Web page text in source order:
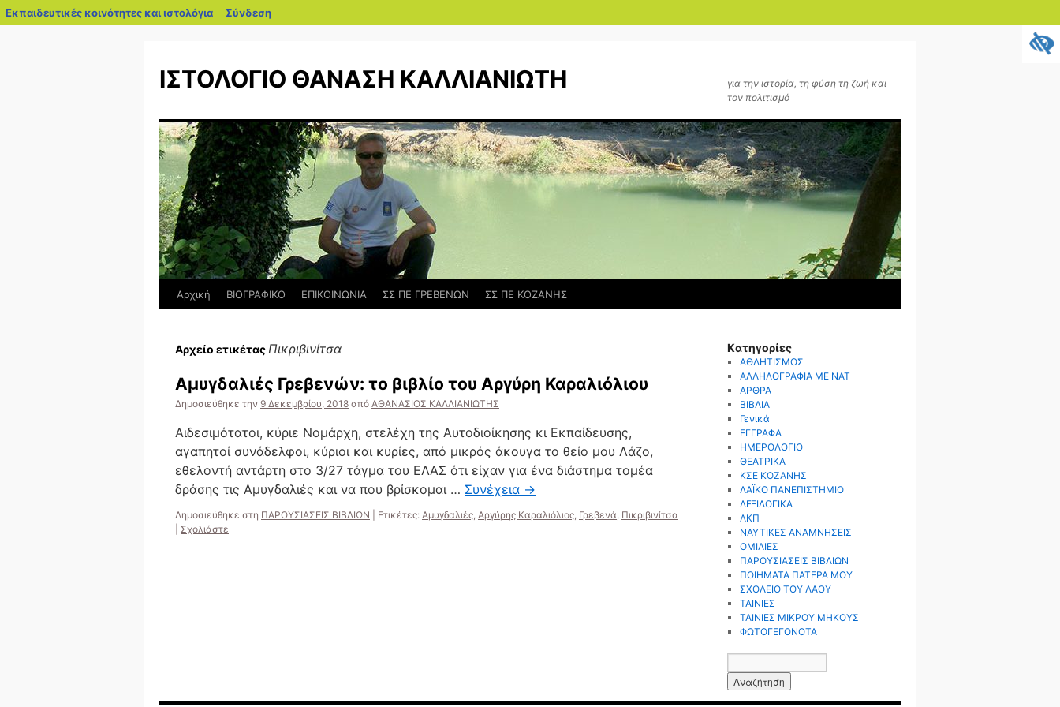
Εκπαιδευτικές κοινότητες και ιστολόγια blogs.sch.gr
Σύνδεση
περιεχόμενο
ΙΣΤΟΛΟΓΙΟ ΘΑΝΑΣΗ ΚΑΛΛΙΑΝΙΩΤΗ
για την ιστορία, τη φύση τη ζωή και
τον πολιτισμό
Αρχική ΒΙΟΓΡΑΦΙΚΟ ΕΠΙΚΟΙΝΩΝΙΑ ΣΣ ΠΕ ΓΡΕΒΕΝΩΝ ΣΣ ΠΕ ΚΟΖΑΝΗΣ
Αρχείο ετικέταςΠικριβινίτσα
Αμυγδαλιές Γρεβενών: το βιβλίο του Αργύρη Καραλιόλιου
Δημοσιεύθηκε την 9 Δεκεμβρίου, 2018 από ΑΘΑΝΑΣΙΟΣ ΚΑΛΛΙΑΝΙΩΤΗΣ
Αιδεσιμότατοι, κύριε Νομάρχη, στελέχη της Αυτοδιοίκησης κι Εκπαίδευσης,
αγαπητοί συνάδελφοι, κύριοι και κυρίες, από μικρός άκουγα το θείο μου Λάζο,
εθελοντή αντάρτη στο 3/27 τάγμα του ΕΛΑΣ ότι είχαν για ένα διάστημα τομέα
δράσης τις Αμυγδαλιές και να που βρίσκομαι … Συνέχεια →
Δημοσιεύθηκε στη ΠΑΡΟΥΣΙΑΣΕΙΣ ΒΙΒΛΙΩΝ Ετικέτες: Αμυγδαλιές, Αργύρης Καραλιόλιος, Γρεβενά, Πικριβινίτσα
Σχολιάστε
Kατηγορίες
ΑΘΛΗΤΙΣΜΟΣ
ΑΛΛΗΛΟΓΡΑΦΙΑ ΜΕ ΝΑΤ
ΑΡΘΡΑ
ΒΙΒΛΙΑ
Γενικά
ΕΓΓΡΑΦΑ
ΗΜΕΡΟΛΟΓΙΟ
ΘΕΑΤΡΙΚΑ
ΚΣΕ ΚΟΖΑΝΗΣ
ΛΑΪΚΟ ΠΑΝΕΠΙΣΤΗΜΙΟ
ΛΕΞΙΛΟΓΙΚΑ
ΛΚΠ
ΝΑΥΤΙΚΕΣ ΑΝΑΜΝΗΣΕΙΣ
ΟΜΙΛΙΕΣ
ΠΑΡΟΥΣΙΑΣΕΙΣ ΒΙΒΛΙΩΝ
ΠΟΙΗΜΑΤΑ ΠΑΤΕΡΑ ΜΟΥ
ΣΧΟΛΕΙΟ ΤΟΥ ΛΑΟΥ
ΤΑΙΝΙΕΣ
ΤΑΙΝΙΕΣ ΜΙΚΡΟΥ ΜΗΚΟΥΣ
ΦΩΤΟΓΕΓΟΝΟΤΑ